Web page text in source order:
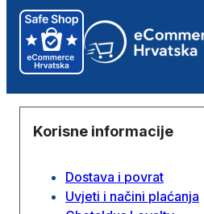
Korisne informacije
Dostava i povrat
Uvjeti i načini plaćanja